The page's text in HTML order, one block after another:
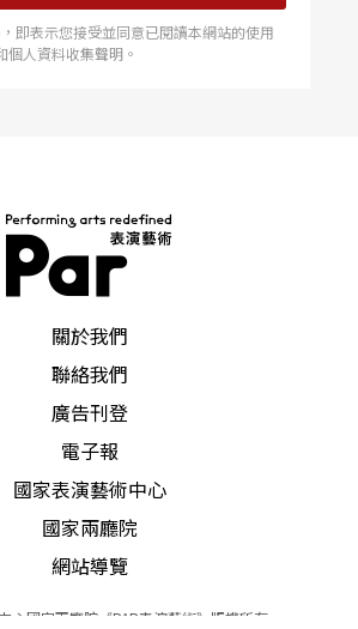
即表示您接受並同意已閱讀本網站的使用
個人資料收集聲明。
關於我們
聯絡我們
廣告刊登
電子報
國家表演藝術中心
國家兩廳院
網站導覽
心國家兩廳院《PAR表演藝術》版權所有